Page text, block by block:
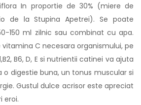
In proportie de 30% (miere de
de la Stupina Apetrei). Se poate
150 ml zilnic sau combinat cu apa.
C necesara organismului, pe
B6, D, E si nutrientii catinei va ajuta
digestie buna, un tonus muscular si
Gustul dulce acrisor este apreciat
eroi.